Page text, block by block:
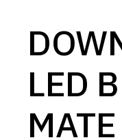
LED